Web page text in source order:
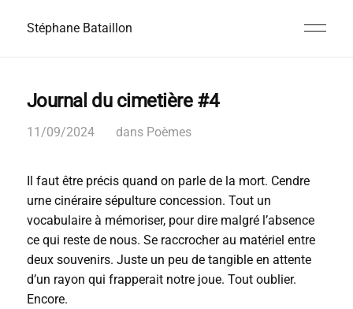
Stéphane Bataillon
Journal du cimetière #4
11/09/2024 dans Poèmes
Il faut être précis quand on parle de la mort. Cendre
urne cinéraire sépulture concession. Tout un
vocabulaire à mémoriser, pour dire malgré l’absence
ce qui reste de nous. Se raccrocher au matériel entre
deux souvenirs. Juste un peu de tangible en attente
d’un rayon qui frapperait notre joue. Tout oublier.
Encore.